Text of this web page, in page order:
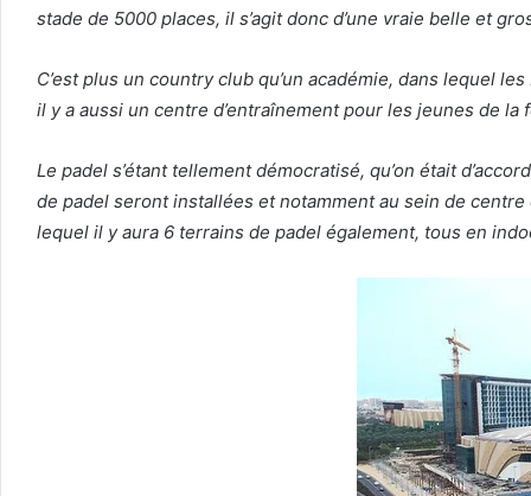
stade de 5000 places, il s’agit donc d’une vraie belle et
C’est plus un country club qu’un académie, dans lequel
il y a aussi un centre d’entraînement pour les jeunes de
Le padel s’étant tellement démocratisé, qu’on était
de padel seront installées et notamment au sein de
lequel il y aura 6 terrains de padel également, tous en